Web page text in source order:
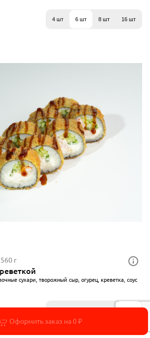
4 шт 6 шт 8 шт 16 шт
560 г
сухари, творожный сыр, огурец, креветка, соус
Оформить заказ на 0 ₽